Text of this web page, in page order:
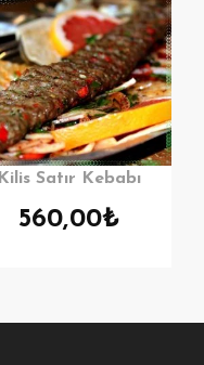
Kilis Satır Kebabı
560,00₺